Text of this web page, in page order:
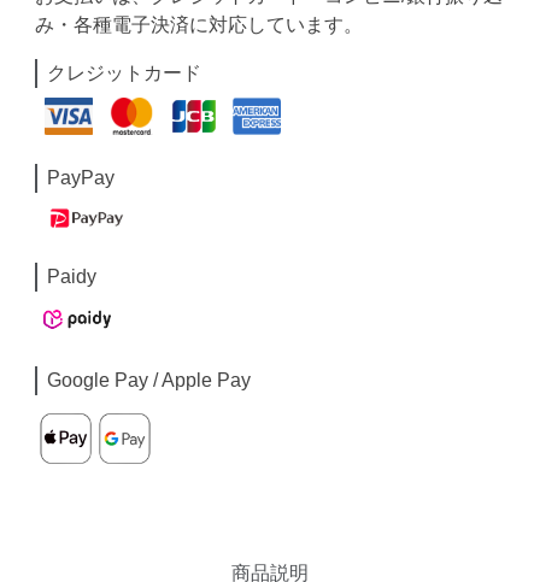
み・各種電子決済に対応しています。
クレジットカード
PayPay
Paidy
Google Pay / Apple Pay
商品説明